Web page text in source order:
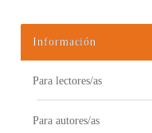
Información
Para lectores/as
Para autores/as